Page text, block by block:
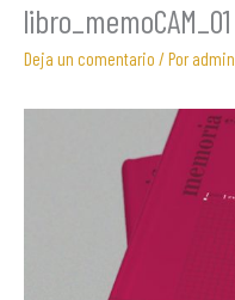
libro_memoCAM_01
Deja un comentario / Poradmin